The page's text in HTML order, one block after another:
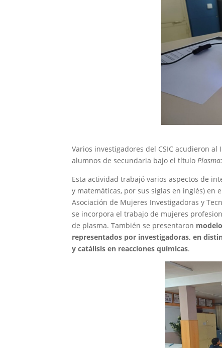
Varios investigadores del CSIC acudieron
alumnos de secundaria bajo el título
Esta actividad trabajó varios aspectos de
y matemáticas, por sus siglas en inglés) en
Asociación de Mujeres Investigadoras y
se incorpora el trabajo de mujeres
de plasma. También se presentaron
representados por investigadoras, en
y catálisis en reacciones químicas.